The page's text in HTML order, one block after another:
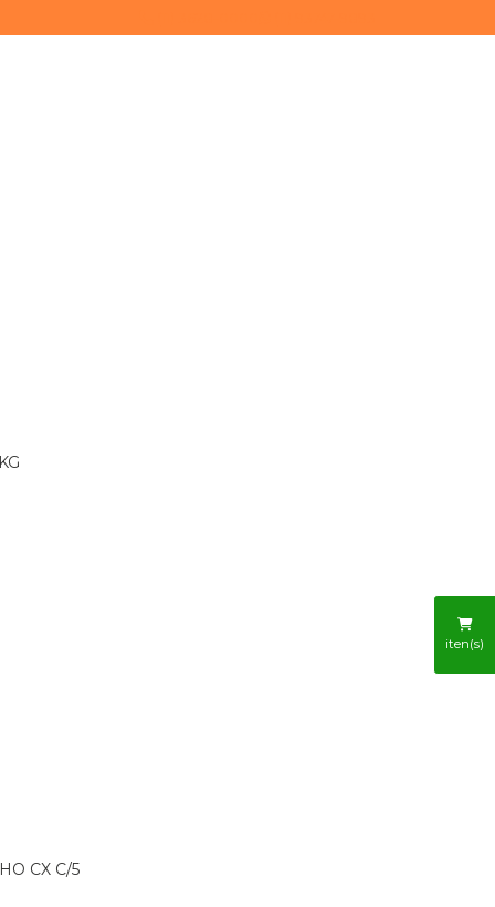
CX C/5
iten(s)